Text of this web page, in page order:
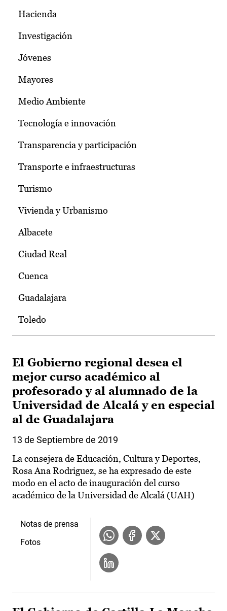
Hacienda
Investigación
Jóvenes
Mayores
Medio Ambiente
Tecnología e innovación
Transparencia y participación
Transporte e infraestructuras
Turismo
Vivienda y Urbanismo
Albacete
Ciudad Real
Cuenca
Guadalajara
Toledo
El Gobierno regional desea el
mejor curso académico al
profesorado y al alumnado de la
Universidad de Alcalá y en especial
al de Guadalajara
13 de Septiembre de 2019
La consejera de Educación, Cultura y Deportes,
Rosa Ana Rodriguez, se ha expresado de este
modo en el acto de inauguración del curso
académico de la Universidad de Alcalá (UAH)
Notas de prensa
Fotos